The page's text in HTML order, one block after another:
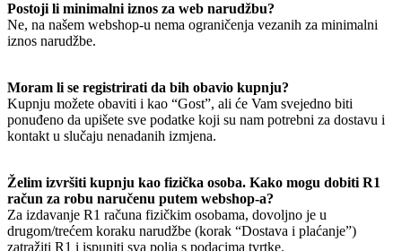
Postoji li minimalni iznos za web narudžbu?
Ne, na našem webshop-u nema ograničenja vezanih za minimalni
iznos narudžbe.
Moram li se registrirati da bih obavio kupnju?
Kupnju možete obaviti i kao “Gost”, ali će Vam svejedno biti
ponuđeno da upišete sve podatke koji su nam potrebni za dostavu i
kontakt u slučaju nenadanih izmjena.
Želim izvršiti kupnju kao fizička osoba. Kako mogu dobiti R1
račun za robu naručenu putem webshop-a?
Za izdavanje R1 računa fizičkim osobama, dovoljno je u
drugom/trećem koraku narudžbe (korak “Dostava i plaćanje”)
zatražiti R1 i ispuniti sva polja s podacima tvrtke.